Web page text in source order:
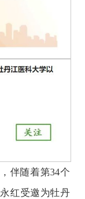
伴随着第34个
红受邀为牡丹